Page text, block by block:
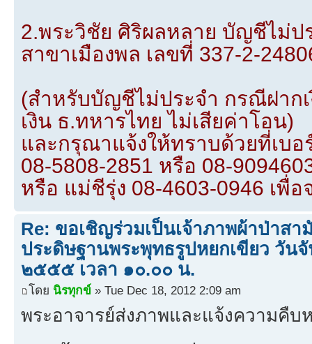
2.พระวิชัย ศิริผลหลาย บัญชีไม่ป
สาขาเมืองพล เลขที่ 337-2-
(สำหรับบัญชีไม่ประจำ กรณีฝาก
เงิน ธ.ทหารไทย ไม่เสียค่าโอน)
และกรุณาแจ้งให้ทราบด้วยที่เบอ
08-5808-2851 หรือ 08-
หรือ แม่ชีรุ่ง 08-4603-0946 เพื่อ
Re: ขอเชิญร่วมเป็นเจ้าภาพผ้าป่าสา
ประดิษฐานพระพุทธรูปหยกเขียว วัน
๒๕๕๕ เวลา ๑๐.๐๐ น.
โดย นิรทุกข์ » Tue Dec 18, 2012 2:09 am
พระอาจารย์ส่งภาพและแจ้งความคืบ